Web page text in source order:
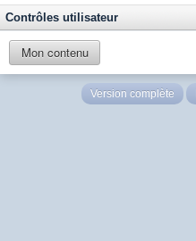
Contrôles utilisateur
Mon contenu
Version complète